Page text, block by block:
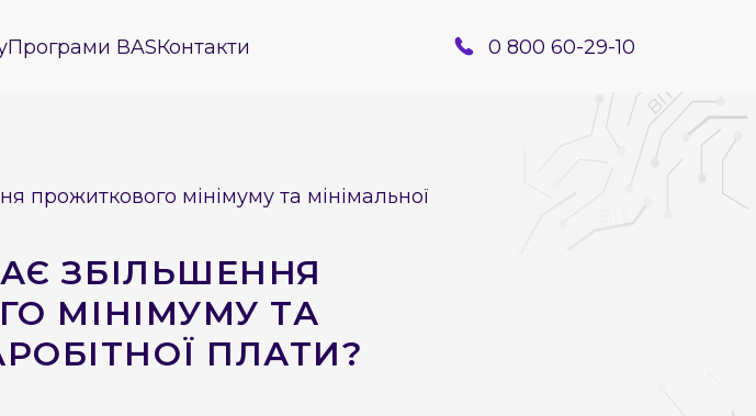
Програми BASКонтакти 0 800 60-29-10
прожиткового мінімуму та мінімальної
ЗБІЛЬШЕННЯ
МІНІМУМУ ТА
ПЛАТИ?